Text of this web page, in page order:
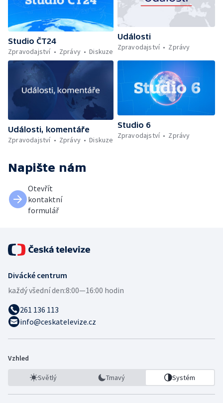
Studio ČT24
Zpravodajství
Zprávy Diskuze
Události
Zpravodajství
Zprávy
Události, komentáře
Zpravodajství
Zprávy Diskuze
Studio 6
Zpravodajství
Zprávy
Napište nám
Otevřít
kontaktní
formulář
Divácké centrum
každý všední den:8:00—16:00 hodin
261 136 113
info@ceskatelevize.cz
Vzhled
Světlý Tmavý Systém